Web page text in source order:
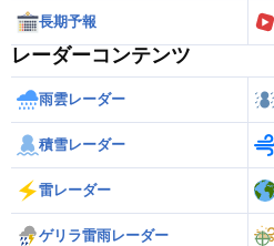
長期予報
レーダーコンテンツ
雨雲レーダー
積雪レーダー
雷レーダー
ゲリラ雷雨レーダー